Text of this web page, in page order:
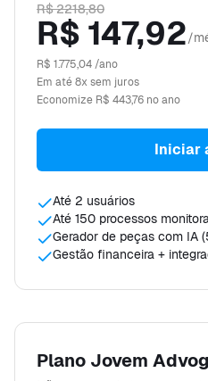
R$ 2218,80
R$ 147,92/
R$ 1.775,04 /ano
Em até 8x sem juros
Economize R$ 443,76 no ano
Iniciar
Até 2 usuários
Até 150 processos
Gerador de peças com IA
Gestão financeira +
Plano Jovem